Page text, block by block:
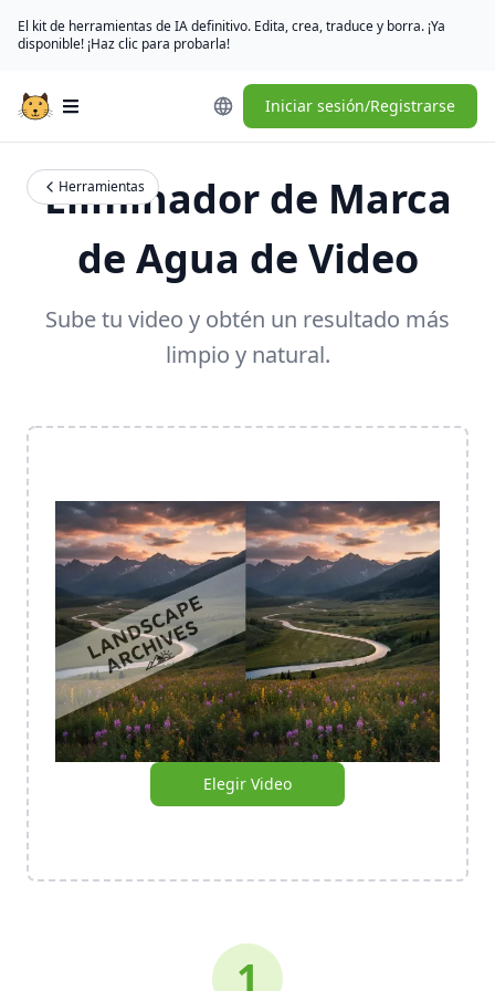
El kit de herramientas de IA definitivo. Edita, crea, traduce y borra. ¡Ya
disponible! ¡Haz clic para probarla!
Open main menu Iniciar sesión/Registrarse
Herramientas
Eliminador de Marca
de Agua de Video
Sube tu video y obtén un resultado más
limpio y natural.
Elegir Video
1